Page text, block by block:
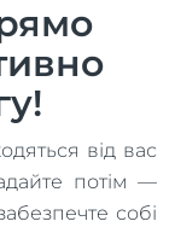
від вас
потім —
собі